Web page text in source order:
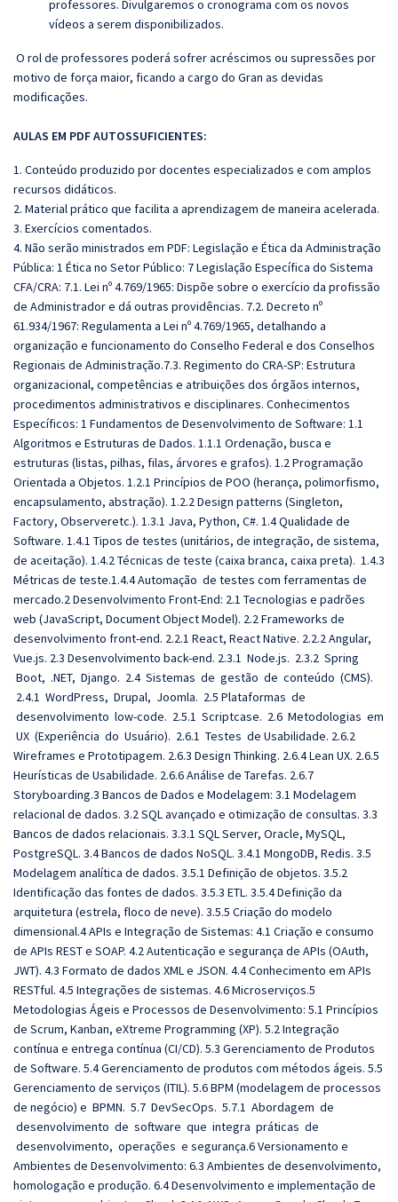
professores. Divulgaremos o cronograma com os novos
vídeos a serem disponibilizados.
O rol de professores poderá sofrer acréscimos ou supressões por
motivo de força maior, ficando a cargo do Gran as devidas
modificações.
AULAS EM PDF AUTOSSUFICIENTES:
1. Conteúdo produzido por docentes especializados e com amplos
recursos didáticos.
2. Material prático que facilita a aprendizagem de maneira acelerada.
3. Exercícios comentados.
4. Não serão ministrados em PDF: Legislação e Ética da Administração
Pública: 1 Ética no Setor Público: 7 Legislação Específica do Sistema
CFA/CRA: 7.1. Lei nº 4.769/1965: Dispõe sobre o exercício da profissão
de Administrador e dá outras providências. 7.2. Decreto nº
61.934/1967: Regulamenta a Lei nº 4.769/1965, detalhando a
organização e funcionamento do Conselho Federal e dos Conselhos
Regionais de Administração.7.3. Regimento do CRA-SP: Estrutura
organizacional, competências e atribuições dos órgãos internos,
procedimentos administrativos e disciplinares. Conhecimentos
Específicos: 1 Fundamentos de Desenvolvimento de Software: 1.1
Algoritmos e Estruturas de Dados. 1.1.1 Ordenação, busca e
estruturas (listas, pilhas, filas, árvores e grafos). 1.2 Programação
Orientada a Objetos. 1.2.1 Princípios de POO (herança, polimorfismo,
encapsulamento, abstração). 1.2.2 Design patterns (Singleton,
Factory, Observeretc.). 1.3.1 Java, Python, C#. 1.4 Qualidade de
Software. 1.4.1 Tipos de testes (unitários, de integração, de sistema,
de aceitação). 1.4.2 Técnicas de teste (caixa branca, caixa preta). 1.4.3
Métricas de teste.1.4.4 Automação de testes com ferramentas de
mercado.2 Desenvolvimento Front-End: 2.1 Tecnologias e padrões
web (JavaScript, Document Object Model). 2.2 Frameworks de
desenvolvimento front-end. 2.2.1 React, React Native. 2.2.2 Angular,
Vue.js. 2.3 Desenvolvimento back-end. 2.3.1 Node.js. 2.3.2 Spring
Boot, .NET, Django. 2.4 Sistemas de gestão de conteúdo (CMS).
2.4.1 WordPress, Drupal, Joomla. 2.5 Plataformas de
desenvolvimento low-code. 2.5.1 Scriptcase. 2.6 Metodologias em
UX (Experiência do Usuário). 2.6.1 Testes de Usabilidade. 2.6.2
Wireframes e Prototipagem. 2.6.3 Design Thinking. 2.6.4 Lean UX. 2.6.5
Heurísticas de Usabilidade. 2.6.6 Análise de Tarefas. 2.6.7
Storyboarding.3 Bancos de Dados e Modelagem: 3.1 Modelagem
relacional de dados. 3.2 SQL avançado e otimização de consultas. 3.3
Bancos de dados relacionais. 3.3.1 SQL Server, Oracle, MySQL,
PostgreSQL. 3.4 Bancos de dados NoSQL. 3.4.1 MongoDB, Redis. 3.5
Modelagem analítica de dados. 3.5.1 Definição de objetos. 3.5.2
Identificação das fontes de dados. 3.5.3 ETL. 3.5.4 Definição da
arquitetura (estrela, floco de neve). 3.5.5 Criação do modelo
dimensional.4 APIs e Integração de Sistemas: 4.1 Criação e consumo
de APIs REST e SOAP. 4.2 Autenticação e segurança de APIs (OAuth,
JWT). 4.3 Formato de dados XML e JSON. 4.4 Conhecimento em APIs
RESTful. 4.5 Integrações de sistemas. 4.6 Microserviços.5
Metodologias Ágeis e Processos de Desenvolvimento: 5.1 Princípios
de Scrum, Kanban, eXtreme Programming (XP). 5.2 Integração
contínua e entrega contínua (CI/CD). 5.3 Gerenciamento de Produtos
de Software. 5.4 Gerenciamento de produtos com métodos ágeis. 5.5
Gerenciamento de serviços (ITIL). 5.6 BPM (modelagem de processos
de negócio) e BPMN. 5.7 DevSecOps. 5.7.1 Abordagem de
desenvolvimento de software que integra práticas de
desenvolvimento, operações e segurança.6 Versionamento e
Ambientes de Desenvolvimento: 6.3 Ambientes de desenvolvimento,
homologação e produção. 6.4 Desenvolvimento e implementação de